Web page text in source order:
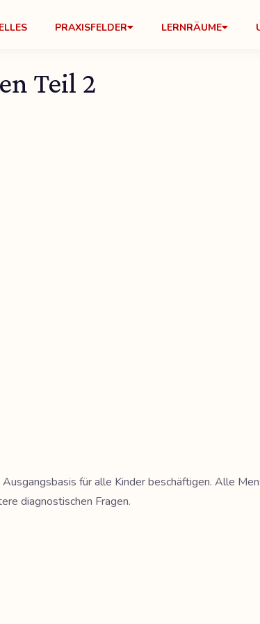
PRAXISFELDER LERNRÄUME
Teil 2
für alle Kinder beschäftigen. Alle
diagnostischen Fragen.